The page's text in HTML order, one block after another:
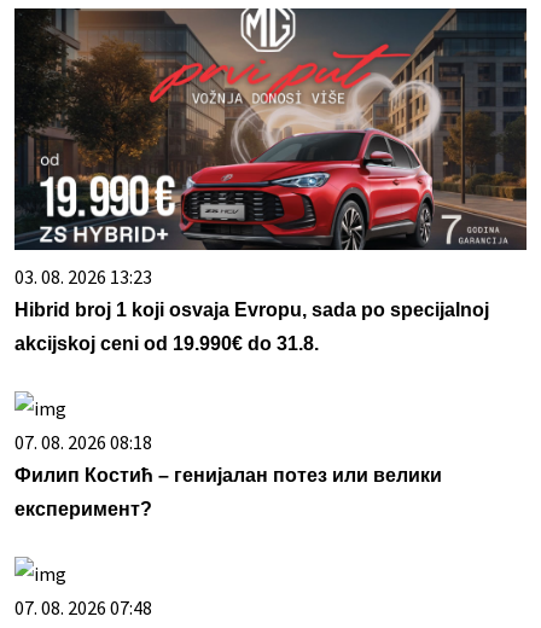
03. 08. 2026 13:23
Hibrid broj 1 koji osvaja Evropu, sada po specijalnoj
akcijskoj ceni od 19.990€ do 31.8.
07. 08. 2026 08:18
Филип Костић – генијалан потез или велики
експеримент?
07. 08. 2026 07:48